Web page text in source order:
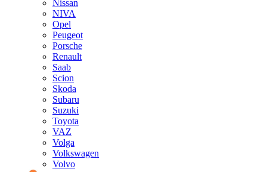
Nissan
NIVA
Opel
Peugeot
Porsche
Renault
Saab
Scion
Skoda
Subaru
Suzuki
Toyota
VAZ
Volga
Volkswagen
Volvo